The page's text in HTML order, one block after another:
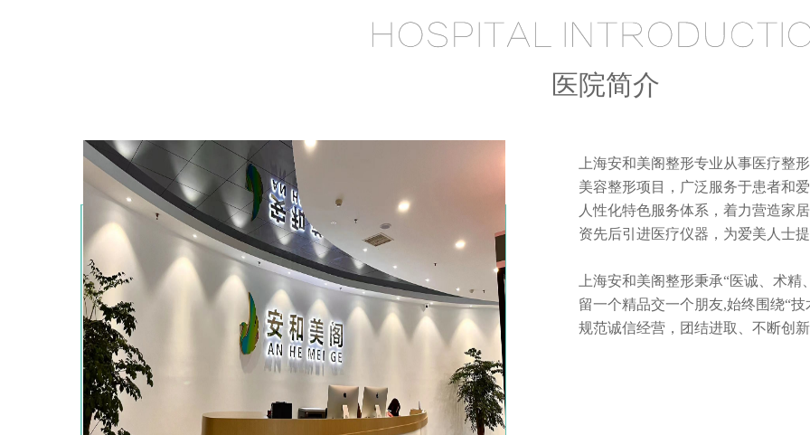
医院简介
上海安和美阁整形专业从事医疗整
美容整形项目，广泛服务于患者和
人性化特色服务体系，着力营造家
资先后引进医疗仪器，为爱美人
上海安和美阁整形秉承“医诚、术
留一个精品交一个朋友,始终围绕“
规范诚信经营，团结进取、不断创